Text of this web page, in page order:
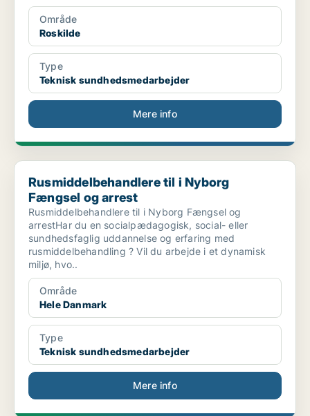
Område
Roskilde
Type
Teknisk sundhedsmedarbejder
Mere info
Rusmiddelbehandlere til i Nyborg Fængsel og arrest
Rusmiddelbehandlere til i Nyborg
Fængsel og arrest
Rusmiddelbehandlere til i Nyborg Fængsel og
arrestHar du en socialpædagogisk, social- eller
sundhedsfaglig uddannelse og erfaring med
rusmiddelbehandling ? Vil du arbejde i et dynamisk
miljø, hvo..
Område
Hele Danmark
Type
Teknisk sundhedsmedarbejder
Mere info